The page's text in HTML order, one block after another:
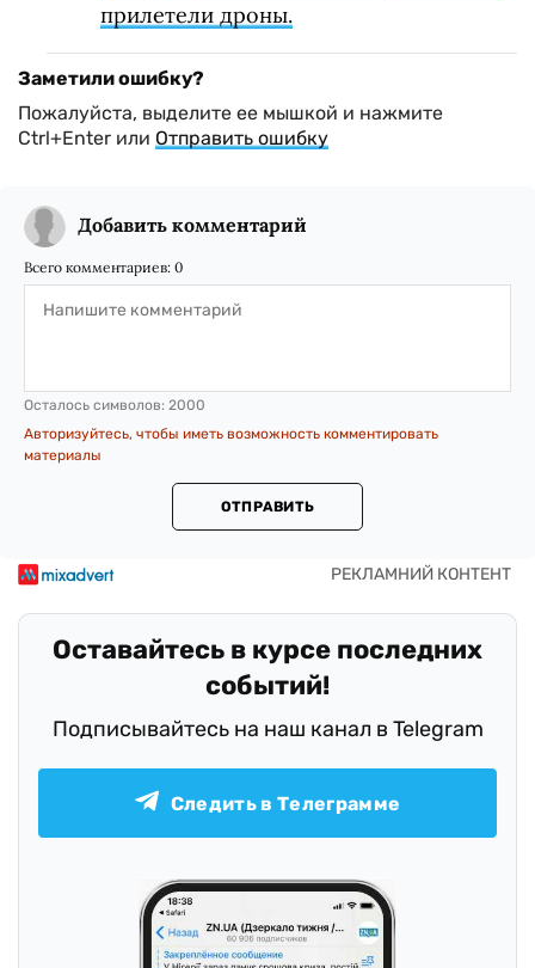
прилетели дроны.
Заметили ошибку?
Пожалуйста, выделите ее мышкой и нажмите
Ctrl+Enter или Отправить ошибку
Добавить комментарий
Всего комментариев: 0
Осталось символов: 2000
Авторизуйтесь, чтобы иметь возможность комментировать
материалы
ОТПРАВИТЬ
Оставайтесь в курсе последних
событий!
Подписывайтесь на наш канал в Telegram
Следить в Телеграмме